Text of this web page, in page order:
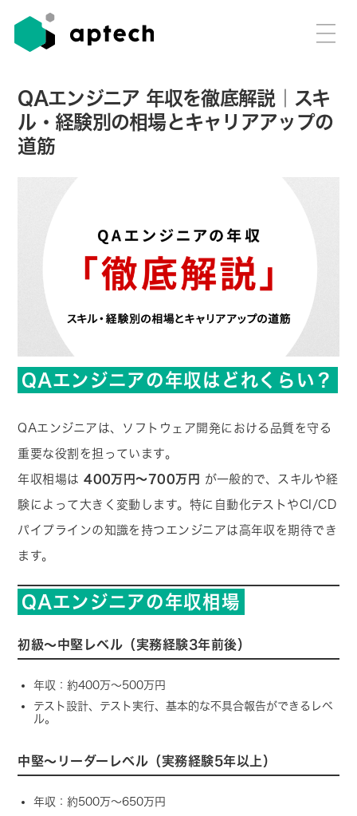
QAエンジニア 年収を徹底解説｜スキ
ル・経験別の相場とキャリアアップの
道筋
QAエンジニアの年収はどれくらい？
QAエンジニアは、ソフトウェア開発における品質を守る
重要な役割を担っています。
年収相場は400万円〜700万円 が一般的で、スキルや経
験によって大きく変動します。特に自動化テストやCI/CD
パイプラインの知識を持つエンジニアは高年収を期待でき
ます。
QAエンジニアの年収相場
初級〜中堅レベル（実務経験3年前後）
年収：約400万〜500万円
テスト設計、テスト実行、基本的な不具合報告ができるレベ
ル。
中堅〜リーダーレベル（実務経験5年以上）
年収：約500万〜650万円